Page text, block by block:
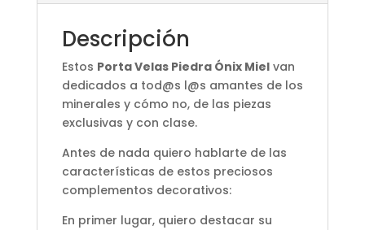
Descripción
Estos Porta Velas Piedra Ónix Mielvan
dedicados a tod@s l@s amantes de los
minerales y cómo no, de las piezas
exclusivas y con clase.
Antes de nada quiero hablarte de las
características de estos preciosos
complementos decorativos:
En primer lugar, quiero destacar su